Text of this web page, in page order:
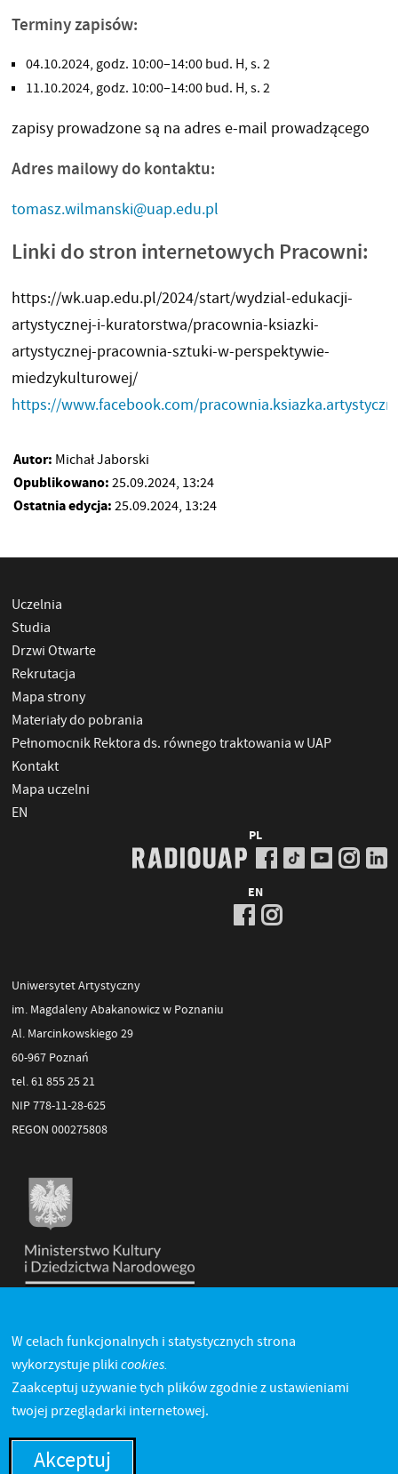
Terminy zapisów:
04.10.2024, godz. 10:00–14:00 bud. H, s. 2
11.10.2024, godz. 10:00–14:00 bud. H, s. 2
zapisy prowadzone są na adres e-mail prowadzącego
Adres mailowy do kontaktu:
tomasz.wilmanski@uap.edu.pl
Linki do stron internetowych Pracowni:
https://wk.uap.edu.pl/2024/start/wydzial-edukacji-
artystycznej-i-kuratorstwa/pracownia-ksiazki-
artystycznej-pracownia-sztuki-w-perspektywie-
miedzykulturowej/
https://www.facebook.com/
Autor: Michał Jaborski
Opublikowano: 25.09.2024, 13:24
Ostatnia edycja: 25.09.2024, 13:24
Uczelnia
Studia
Drzwi Otwarte
Rekrutacja
Mapa strony
Materiały do pobrania
Pełnomocnik Rektora ds. równego traktowania w UAP
Kontakt
Mapa uczelni
EN
PL
EN
Uniwersytet Artystyczny
im. Magdaleny Abakanowicz w Poznaniu
Al. Marcinkowskiego 29
60-967 Poznań
tel. 61 855 25 21
NIP 778-11-28-625
REGON 000275808
W celach funkcjonalnych i statystycznych strona
wykorzystuje pliki cookies.
Zaakceptuj używanie tych plików zgodnie z ustawieniami
twojej przeglądarki internetowej.
Akceptuj